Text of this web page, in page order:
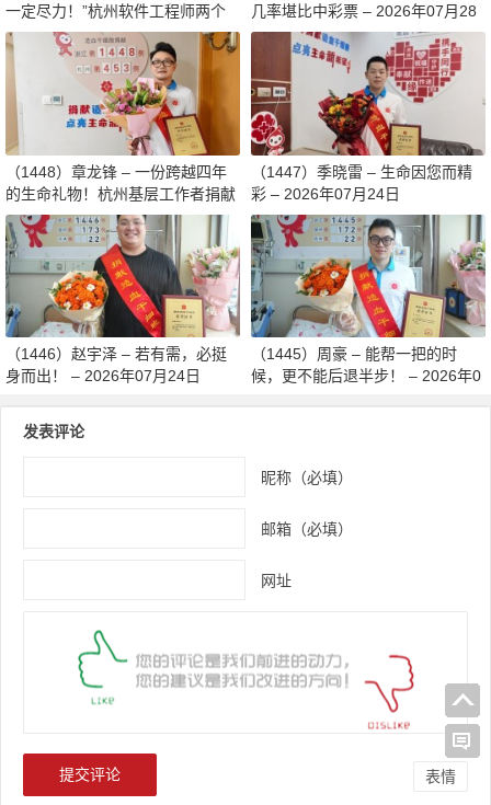
一定尽力！”杭州软件工程师两个
月减重13斤赴生命之约 – 2026年0
8月03日
几率堪比中彩票 – 2026年07月28
日
（1448）章龙锋 – 一份跨越四年
的生命礼物！杭州基层工作者捐献
造血干细胞传递希望 – 2026年07
月27日
（1447）季晓雷 – 生命因您而精
彩 – 2026年07月24日
（1446）赵宇泽 – 若有需，必挺
身而出！ – 2026年07月24日
（1445）周豪 – 能帮一把的时
候，更不能后退半步！ – 2026年0
发表评论
昵称（必填）
邮箱（必填）
网址
表情